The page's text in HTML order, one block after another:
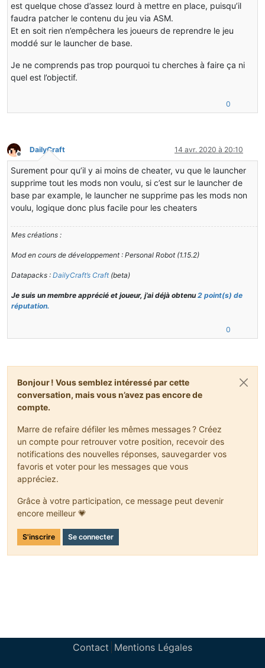
est quelque chose d’assez lourd à mettre en place, puisqu’il
faudra patcher le contenu du jeu via ASM.
Et en soit rien n’empêchera les joueurs de reprendre le jeu
moddé sur le launcher de base.
Je ne comprends pas trop pourquoi tu cherches à faire ça ni
quel est l’objectif.
0
Hors-ligne
DailyCraft 14 avr. 2020 à 20:10
Surement pour qu’il y ai moins de cheater, vu que le launcher
supprime tout les mods non voulu, si c’est sur le launcher de
base par example, le launcher ne supprime pas les mods non
voulu, logique donc plus facile pour les cheaters
Mes créations :
Mod en cours de développement : Personal Robot (1.15.2)
Datapacks : DailyCraft’s Craft(beta)
Je suis un membre apprécié et joueur, j’ai déjà obtenu2 point(s) de
réputation.
0
Bonjour ! Vous semblez intéressé par cette
conversation, mais vous n’avez pas encore de
compte.
Marre de refaire défiler les mêmes messages ? Créez
un compte pour retrouver votre position, recevoir des
notifications des nouvelles réponses, sauvegarder vos
favoris et voter pour les messages que vous
appréciez.
Grâce à votre participation, ce message peut devenir
encore meilleur 💗
S'inscrire Se connecter
Contact Mentions Légales